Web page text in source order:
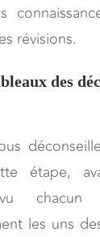
révisions.
des
étape,
vu
les uns